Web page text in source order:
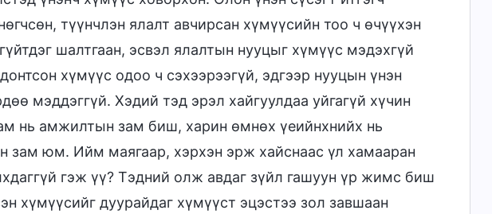
түүнчлэн ялалт авчирсан хүмүүсийн тоо ч өчүүхэн
шалтгаан, эсвэл ялалтын нууцыг хүмүүс мэдэхгүй
хүмүүс одоо ч сэхээрээгүй, эдгээр нууцын үнэн
мэддэггүй. Хэдий тэд эрэл хайгуулдаа уйгагүй хүчин
нь амжилтын зам биш, харин өмнөх үеийнхнийх нь
зам юм. Ийм маягаар, хэрхэн эрж хайснаас үл хамааран
гэж үү? Тэдний олж авдаг зүйл гашуун үр жимс биш
хүмүүсийг дуурайдаг хүмүүст эцэстээ зол завшаан